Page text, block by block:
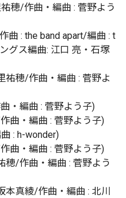
穂/作曲・編曲 : 菅野よう
曲 : the band apart/編曲 : t
グス編曲: 江口 亮・石塚
祐穂/作曲・編曲 : 菅野よ
・編曲 : 菅野よう子)
曲・編曲 : 菅野よう子)
: h-wonder)
曲・編曲 : 菅野よう子)
穂/作曲・編曲 : 菅野よう
本真綾/作曲・編曲 : 北川